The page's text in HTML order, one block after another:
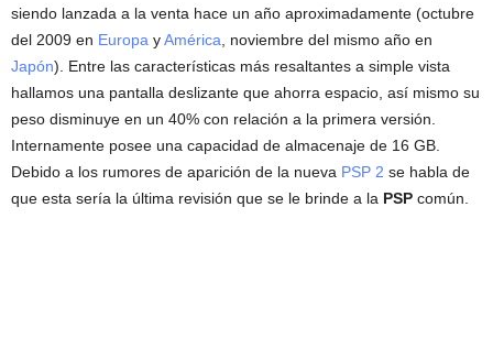
siendo lanzada a la venta hace un año aproximadamente (octubre
del 2009 en Europa yAmérica , noviembre del mismo año en
Japón). Entre las características más resaltantes a simple vista
hallamos una pantalla deslizante que ahorra espacio, así mismo su
peso disminuye en un 40% con relación a la primera versión.
Internamente posee una capacidad de almacenaje de 16 GB.
Debido a los rumores de aparición de la nueva PSP 2 se habla de
que esta sería la última revisión que se le brinde a la PSP común.